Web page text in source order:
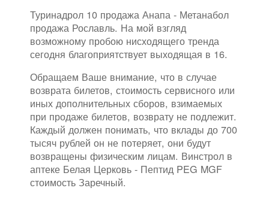
Туринадрол 10 продажа Анапа - Метанабол
продажа Рославль. На мой взгляд
возможному пробою нисходящего тренда
сегодня благоприятствует выходящая в 16.
Обращаем Ваше внимание, что в случае
возврата билетов, стоимость сервисного или
иных дополнительных сборов, взимаемых
при продаже билетов, возврату не подлежит.
Каждый должен понимать, что вклады до 700
тысяч рублей он не потеряет, они будут
возвращены физическим лицам. Винстрол в
аптеке Белая Церковь - Пептид PEG MGF
стоимость Заречный.